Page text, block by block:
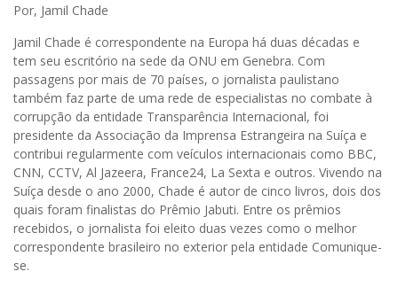
Por, Jamil Chade
Jamil Chade é correspondente na Europa há duas décadas e
tem seu escritório na sede da ONU em Genebra. Com
passagens por mais de 70 países, o jornalista paulistano
também faz parte de uma rede de especialistas no combate à
corrupção da entidade Transparência Internacional, foi
presidente da Associação da Imprensa Estrangeira na Suíça e
contribui regularmente com veículos internacionais como BBC,
CNN, CCTV, Al Jazeera, France24, La Sexta e outros. Vivendo na
Suíça desde o ano 2000, Chade é autor de cinco livros, dois dos
quais foram finalistas do Prêmio Jabuti. Entre os prêmios
recebidos, o jornalista foi eleito duas vezes como o melhor
correspondente brasileiro no exterior pela entidade Comunique-
se.